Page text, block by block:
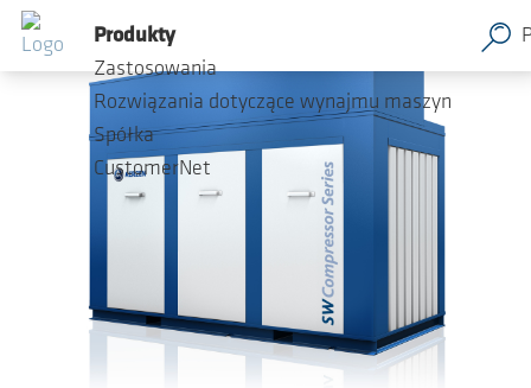
Przejdź do głównej zawartości
Produkty
Zastosowania
Rozwiązania dotyczące wynajmu maszyn
Spółka
CustomerNet